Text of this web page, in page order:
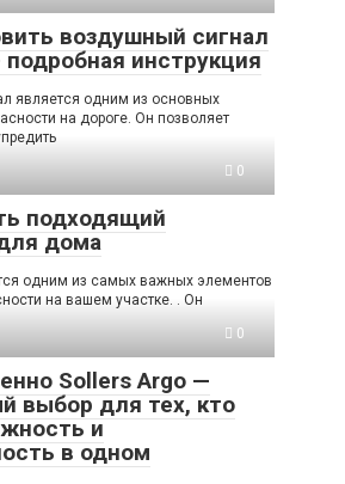
воздушный сигнал
инструкция
является одним из основных
на дороге. Он позволяет
0
подходящий
дома
одним из самых важных элементов
на вашем участке. . Он
0
Sollers Argo —
выбор для тех, кто
и
в одном